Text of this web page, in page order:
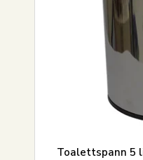
Toalettspann 5